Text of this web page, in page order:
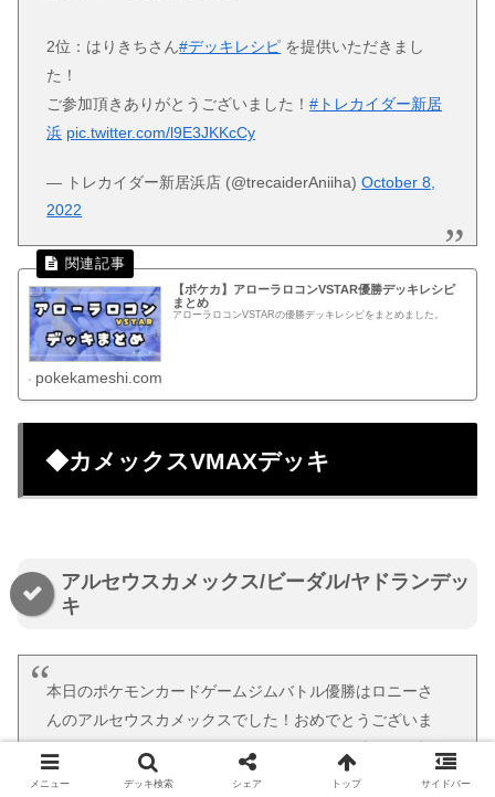
2位：はりきちさん#デッキレシピ を提供いただきまし
た！
ご参加頂きありがとうございました！#トレカイダー新居
浜 pic.twitter.com/l9E3JKKcCy
— トレカイダー新居浜店 (@trecaiderAniiha)October 8,
2022
【ポケカ】アローラロコンVSTAR優勝デッキレシピ
まとめ
アローラロコンVSTARの優勝デッキレシピをまとめました。
pokekameshi.com
◆カメックスVMAXデッキ
アルセウスカメックス/ビーダル/ヤドランデッ
キ
本日のポケモンカードゲームジムバトル優勝はロニーさ
んのアルセウスカメックスでした！おめでとうございま
#ポケモンカードゲーム
#カードプレイス大会
結果
pic.twitter.com/zZu0pV2wqe
メニュー デッキ検索 シェア トップ サイドバー